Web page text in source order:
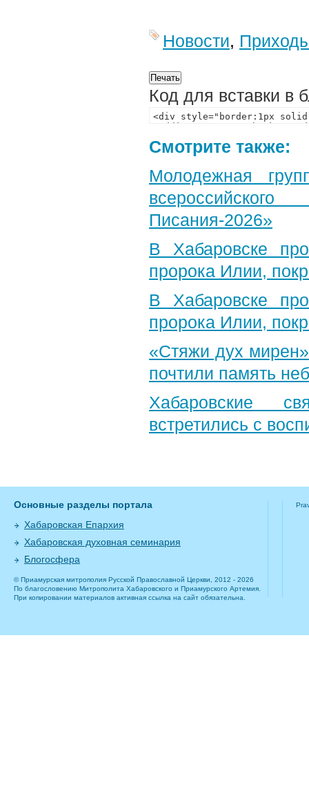
Новости,
Код для вставки в
Смотрите также:
Молодежная
Писания-2026»
В Хабаровске
пророка Илии,
В Хабаровске
пророка Илии,
«Стяжи дух
почтили память
Хабаровские
встретились с
Основные разделы портала
Хабаровская Епархия
Хабаровская духовная семинария
Блогосфера
© Приамурская митрополия Русской Православной Церкви, 2012 - 2026
По благословению Митрополита Хабаровского и Приамурского Артемия.
При копировании материалов активная ссылка на сайт обязательна.